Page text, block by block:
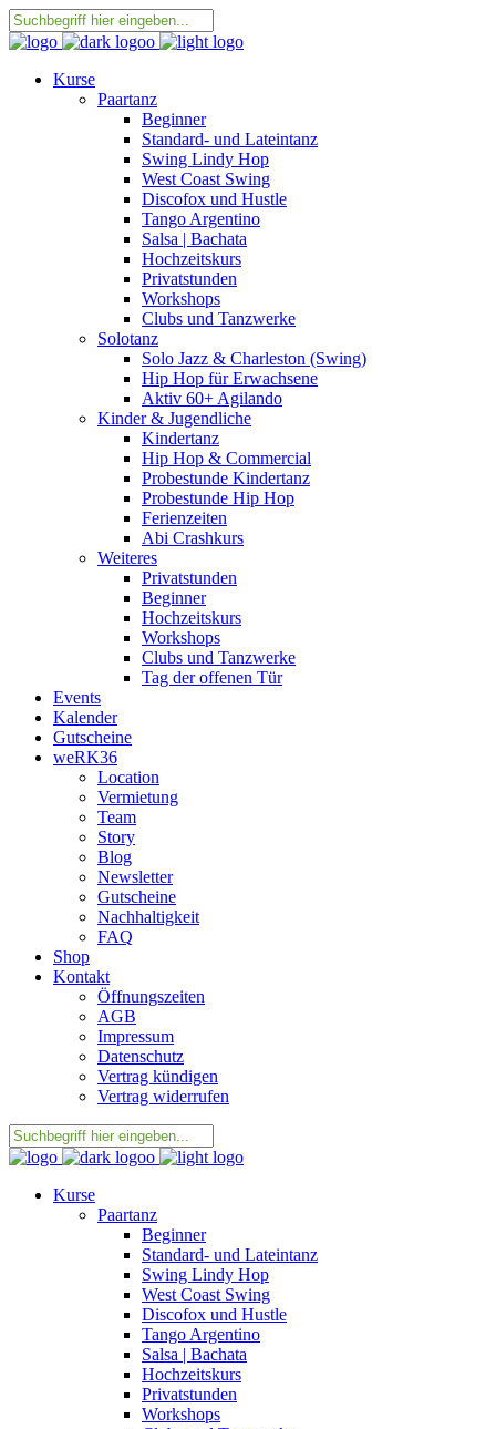
Kurse
Paartanz
Beginner
Standard- und Lateintanz
Swing Lindy Hop
West Coast Swing
Discofox und Hustle
Tango Argentino
Salsa | Bachata
Hochzeitskurs
Privatstunden
Workshops
Clubs und Tanzwerke
Solotanz
Solo Jazz & Charleston (Swing)
Hip Hop für Erwachsene
Aktiv 60+ Agilando
Kinder & Jugendliche
Kindertanz
Hip Hop & Commercial
Probestunde Kindertanz
Probestunde Hip Hop
Ferienzeiten
Abi Crashkurs
Weiteres
Privatstunden
Beginner
Hochzeitskurs
Workshops
Clubs und Tanzwerke
Tag der offenen Tür
Events
Kalender
Gutscheine
weRK36
Location
Vermietung
Team
Story
Blog
Newsletter
Gutscheine
Nachhaltigkeit
FAQ
Shop
Kontakt
Öffnungszeiten
AGB
Impressum
Datenschutz
Vertrag kündigen
Vertrag widerrufen
Kurse
Paartanz
Beginner
Standard- und Lateintanz
Swing Lindy Hop
West Coast Swing
Discofox und Hustle
Tango Argentino
Salsa | Bachata
Hochzeitskurs
Privatstunden
Workshops